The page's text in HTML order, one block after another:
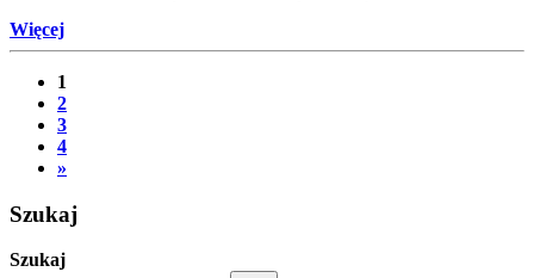
Więcej
1
2
3
4
»
Szukaj
Szukaj